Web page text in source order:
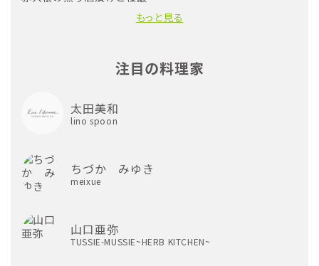
もっと見る
注目の料理家
太田美和
lino spoon
ちづか みゆき
meixue
山口亜弥
TUSSIE-MUSSIE~HERB KITCHEN~